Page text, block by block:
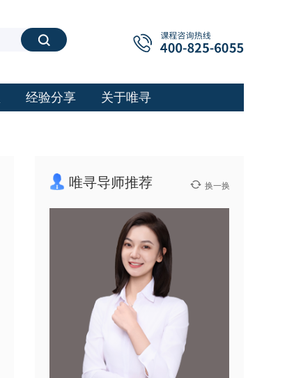
搜索
经验分享 关于唯寻
唯寻导师推荐 换一换